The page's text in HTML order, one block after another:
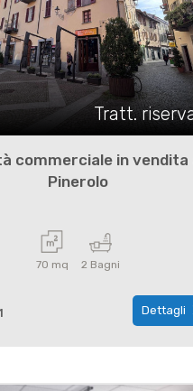
Tratt.
commerciale in vendita
Pinerolo
70 mq 2 Bagni
Dettagli